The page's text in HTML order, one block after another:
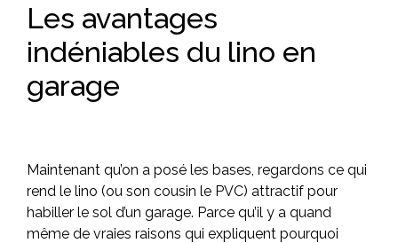
Les avantages
indéniables du lino en
garage
Maintenant qu’on a posé les bases, regardons ce qui
rend le lino (ou son cousin le PVC) attractif pour
habiller le sol d’un garage. Parce qu’il y a quand
même de vraies raisons qui expliquent pourquoi